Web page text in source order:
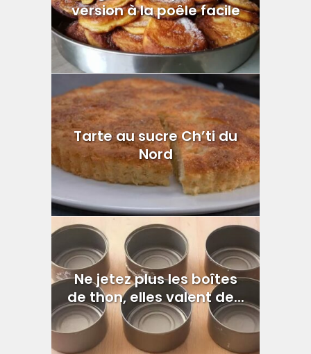
version à la poêle facile
Tarte au sucre Ch’ti du
Nord
Ne jetez plus les boîtes
de thon, elles valent de...